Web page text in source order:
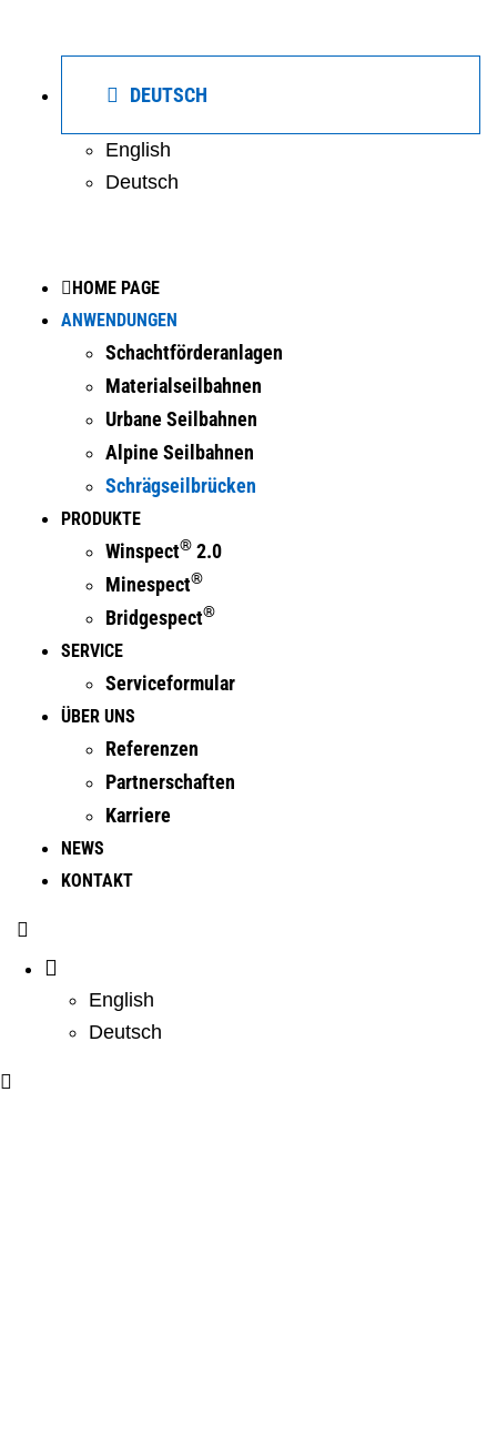
DEUTSCH
English
Deutsch
HOME PAGE
ANWENDUNGEN
Schachtförderanlagen
Materialseilbahnen
Urbane Seilbahnen
Alpine Seilbahnen
Schrägseilbrücken
PRODUKTE
Winspect® 2.0
Minespect®
Bridgespect®
SERVICE
Serviceformular
ÜBER UNS
Referenzen
Partnerschaften
Karriere
NEWS
KONTAKT
English
Deutsch